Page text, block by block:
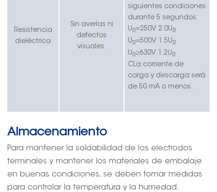
Resistencia
dieléctrica
Sin averías ni
defectos
visuales.
siguientes condiciones
durante 5 segundos:
U R=250V 2.0U R
U R=500V 1.5U R
U R≥630V 1.2U R
CLa corriente de
carga y descarga será
de 50 mA o menos.
Almacenamiento
Para mantener la soldabilidad de los electrodos
terminales y mantener los materiales de embalaje
en buenas condiciones, se deben tomar medidas
para controlar la temperatura y la humedad.